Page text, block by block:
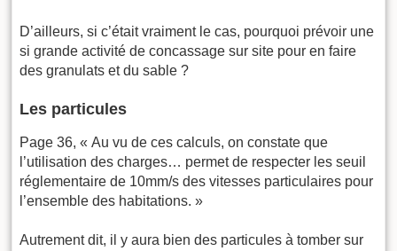
D’ailleurs, si c’était vraiment le cas, pourquoi prévoir une
si grande activité de concassage sur site pour en faire
des granulats et du sable ?
Les particules
Page 36, « Au vu de ces calculs, on constate que
l’utilisation des charges… permet de respecter les seuil
réglementaire de 10mm/s des vitesses particulaires pour
l’ensemble des habitations. »
Autrement dit, il y aura bien des particules à tomber sur